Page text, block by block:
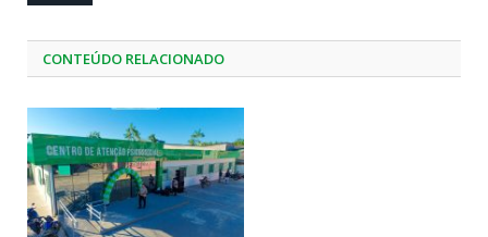
CONTEÚDO RELACIONADO